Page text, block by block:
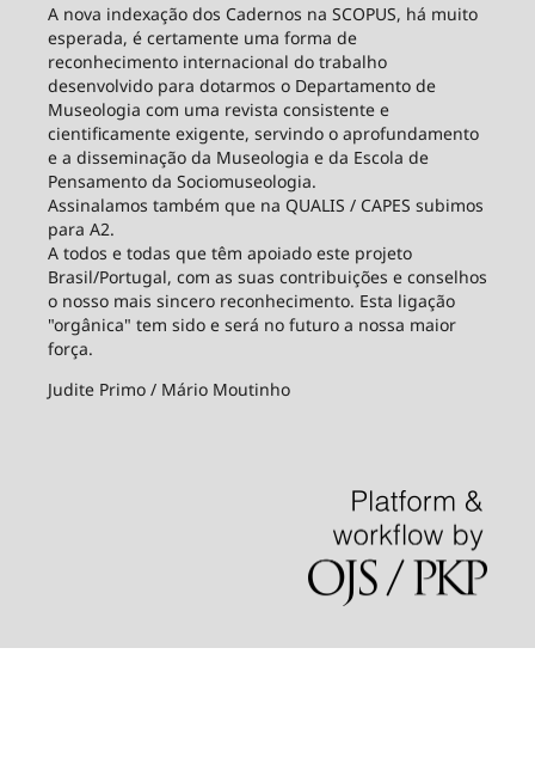
A nova indexação dos Cadernos na SCOPUS, há muito
esperada, é certamente uma forma de
reconhecimento internacional do trabalho
desenvolvido para dotarmos o Departamento de
Museologia com uma revista consistente e
cientificamente exigente, servindo o aprofundamento
e a disseminação da Museologia e da Escola de
Pensamento da Sociomuseologia.
Assinalamos também que na QUALIS / CAPES subimos
para A2.
A todos e todas que têm apoiado este projeto
Brasil/Portugal, com as suas contribuições e conselhos
o nosso mais sincero reconhecimento. Esta ligação
"orgânica" tem sido e será no futuro a nossa maior
força.
Judite Primo / Mário Moutinho